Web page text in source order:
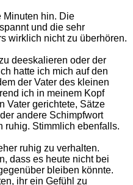
Minuten hin. Die
und die sehr
wirklich nicht zu überhören.
deeskalieren oder der
hatte ich mich auf den
der Vater des kleinen
ich in meinem Kopf
Vater gerichtete, Sätze
andere Schimpfwort
ruhig. Stimmlich ebenfalls.
ruhig zu verhalten.
dass es heute nicht bei
bleiben könnte.
ihr ein Gefühl zu